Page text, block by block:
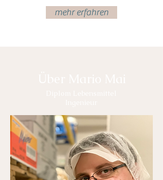
mehr erfahren